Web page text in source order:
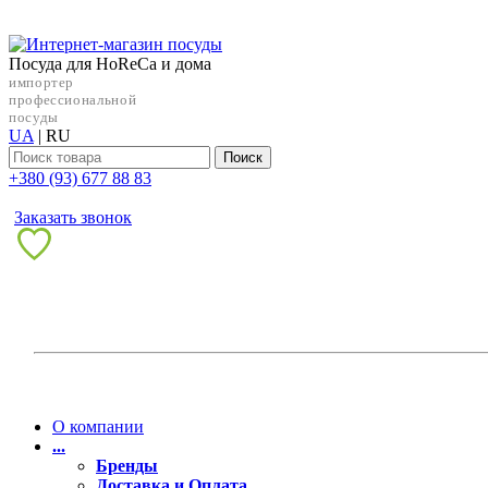
Посуда для HoReCa и дома
импортер
профессиональной
посуды
UA | RU
Поиск
+38‎0 (93) 677 88 83
Заказать звонок
О компании
...
Бренды